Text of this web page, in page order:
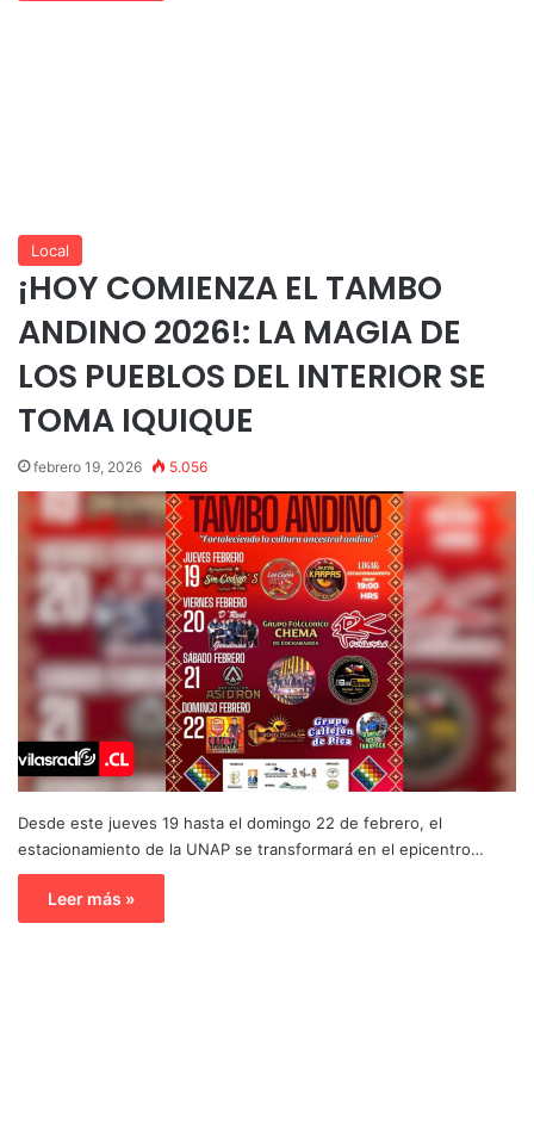
Local
¡HOY COMIENZA EL TAMBO
ANDINO 2026!: LA MAGIA DE
LOS PUEBLOS DEL INTERIOR SE
TOMA IQUIQUE
febrero 19, 2026 5.056
Desde este jueves 19 hasta el domingo 22 de febrero, el
estacionamiento de la UNAP se transformará en el epicentro…
Leer más »